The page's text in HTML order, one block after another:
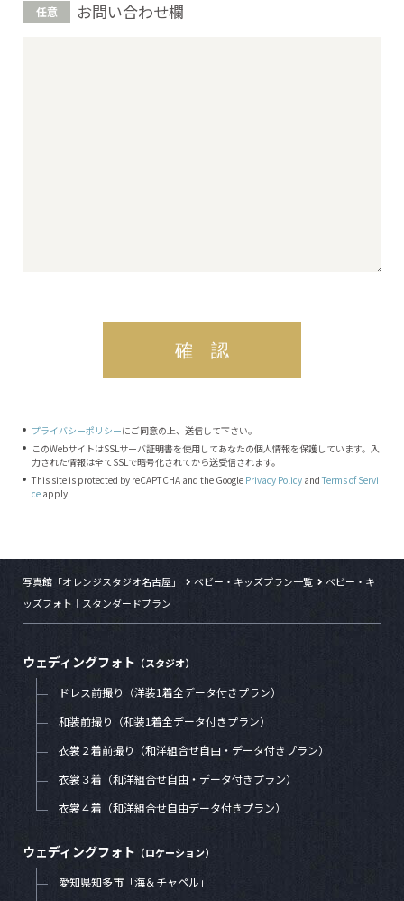
お問い合わせ欄
プライバシーポリシーにご同意の上、送信して下さい。
このWebサイトはSSLサーバ証明書を使用してあなたの個人情報を保護しています。入
力された情報は全てSSLで暗号化されてから送受信されます。
This site is protected by reCAPTCHA and the Google Privacy Policy and Terms of Servi
ce apply.
写真館「オレンジスタジオ名古屋」 ベビー・キッズプラン一覧
ベビー・キ
ッズフォト｜スタンダードプラン
ウェディングフォト （スタジオ）
ドレス前撮り（洋装1着全データ付きプラン）
和装前撮り（和装1着全データ付きプラン）
衣裳２着前撮り（和洋組合せ自由・データ付きプラン）
衣裳３着（和洋組合せ自由・データ付きプラン）
衣裳４着（和洋組合せ自由データ付きプラン）
ウェディングフォト （ロケーション）
愛知県知多市「海＆チャペル」